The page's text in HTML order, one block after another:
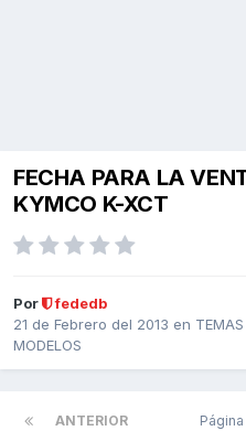
FECHA PARA LA
KYMCO K-XCT
Por
fededb
21 de Febrero del 2013 en
MODELOS
ANTERIOR Página